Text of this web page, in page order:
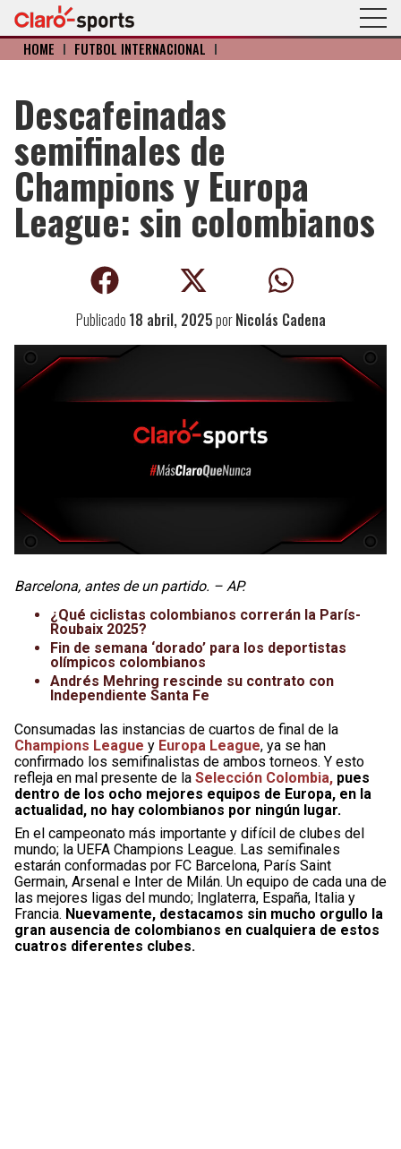
HOME I FÚTBOL INTERNACIONAL I
Descafeinadas
semifinales de
Champions y Europa
League: sin colombianos
Publicado 18 abril, 2025porNicolás Cadena
Barcelona, antes de un partido. – AP.
¿Qué ciclistas colombianos correrán la París-
Roubaix 2025?
Fin de semana ‘dorado’ para los deportistas
olímpicos colombianos
Andrés Mehring rescinde su contrato con
Independiente Santa Fe
Consumadas las instancias de cuartos de final de la
Champions League y Europa League, ya se han
confirmado los semifinalistas de ambos torneos. Y esto
refleja en mal presente de la Selección Colombia, pues
dentro de los ocho mejores equipos de Europa, en la
actualidad, no hay colombianos por ningún lugar.
En el campeonato más importante y difícil de clubes del
mundo; la UEFA Champions League. Las semifinales
estarán conformadas por FC Barcelona, París Saint
Germain, Arsenal e Inter de Milán. Un equipo de cada una de
las mejores ligas del mundo; Inglaterra, España, Italia y
Francia. Nuevamente, destacamos sin mucho orgullo la
gran ausencia de colombianos en cualquiera de estos
cuatros diferentes clubes.